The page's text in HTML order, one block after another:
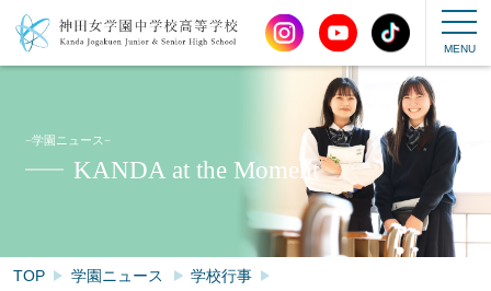
−学園ニュース−
KANDA at the Moment
TOP 学園ニュース
学校行事